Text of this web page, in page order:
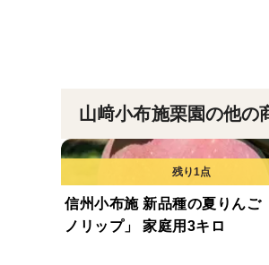
山﨑小布施栗園の他の
信州小布施 新品種の夏りんご
ノリップ」 家庭用3キロ